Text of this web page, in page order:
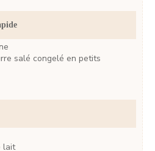
salé congelé en petits
lait